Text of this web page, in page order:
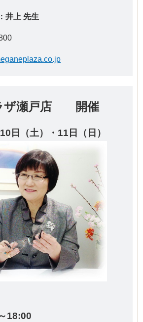
井上 先生
ザ瀬戸店 開催
日（土）・11日（日）
18:00